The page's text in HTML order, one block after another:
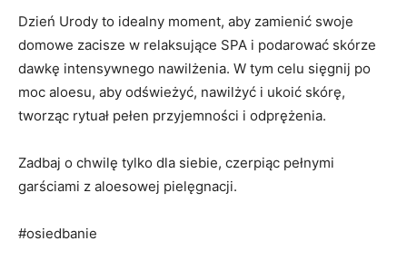
Dzień Urody to idealny moment, aby zamienić swoje
domowe zacisze w relaksujące SPA i podarować skórze
dawkę intensywnego nawilżenia. W tym celu sięgnij po
moc aloesu, aby odświeżyć, nawilżyć i ukoić skórę,
tworząc rytuał pełen przyjemności i odprężenia.
Zadbaj o chwilę tylko dla siebie, czerpiąc pełnymi
garściami z aloesowej pielęgnacji.
#osiedbanie